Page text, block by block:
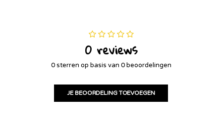
0 reviews
0 sterren op basis van 0 beoordelingen
JE BEOORDELING TOEVOEGEN